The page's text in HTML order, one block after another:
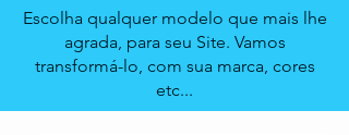
Escolha qualquer modelo que mais lhe
agrada, para seu Site. Vamos
transformá-lo, com sua marca, cores
etc...